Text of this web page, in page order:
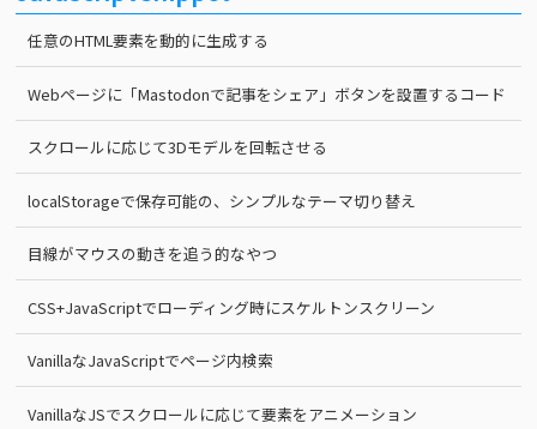
任意のHTML要素を動的に生成する
Webページに「Mastodonで記事をシェア」ボタンを設置するコード
スクロールに応じて3Dモデルを回転させる
localStorageで保存可能の、シンプルなテーマ切り替え
目線がマウスの動きを追う的なやつ
CSS+JavaScriptでローディング時にスケルトンスクリーン
VanillaなJavaScriptでページ内検索
VanillaなJSでスクロールに応じて要素をアニメーション